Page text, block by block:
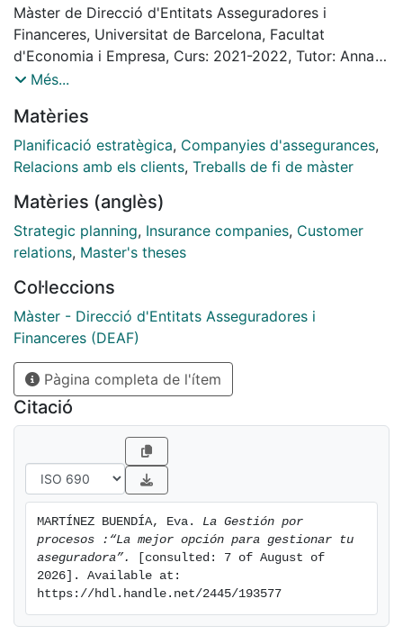
modelo frente a otros más tradicionales
predominantes todavía en las organizaciones del
sector, se ha analizado la realidad respecto al uso o
explotación que realizan en la actualidad, las
procesos. En base a ella, se han identificado una serie
de estadios o niveles de explotación que
encontraremos detallados y comparados entre sí a lo
de mostrarles cómo llevar a su entidad en este
sentido, lo más lejos posible.
Màster de Direcció d'Entitats Asseguradores i
Financeres, Universitat de Barcelona, Facultat
d'Economia i Empresa, Curs: 2021-2022, Tutor: Anna
Valverde Velasco
Més...
Matèries
Planificació estratègica, Companyies d'assegurances,
Relacions amb els clients, Treballs de fi de màster
Matèries (anglès)
Strategic planning, Insurance companies, Customer
relations, Master's theses
Col·leccions
Màster - Direcció d'Entitats Asseguradores i
Financeres (DEAF)
Pàgina completa de l'ítem
Citació
MARTÍNEZ BUENDÍA, Eva. La Gestión por
procesos :“La mejor opción para gestionar tu
aseguradora”.
[consulted: 7 of August of
2026]. Available at:
https://hdl.handle.net/2445/193577